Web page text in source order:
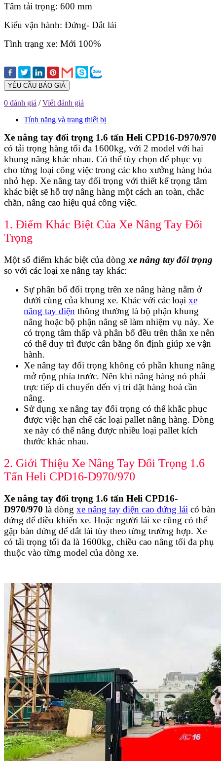
Tâm tải trọng: 600 mm
Kiểu vận hành: Đứng- Dắt lái
Tình trạng xe: Mới 100%
YÊU CẦU BÁO GIÁ
0 đánh giá /Viết đánh giá
Tính năng và trang thiết bị
Xe nâng tay đối trọng 1.6 tấn Heli CPD16-D970/970
có tải trọng hàng tối đa 1600kg, với 2 model với hai
khung nâng khác nhau. Có thể tùy chọn để phục vụ
cho từng loại công việc trong các kho xưởng hàng hóa
nhỏ hẹp. Xe nâng tay đối trọng với thiết kế trọng tâm
khác biệt sẽ hỗ trợ nâng hàng một cách an toàn, chắc
chắn, nâng cao hiệu quả công việc.
1. Điểm Khác Biệt Của Xe Nâng Tay Đối
Trọng
Một số điểm khác biệt của dòng xe nâng tay đối trọng
so với các loại xe nâng tay khác:
Sự phân bố đối trọng trên xe nâng hàng nằm ở
dưới cùng của khung xe. Khác với các loại xe
nâng tay điện thông thường là bộ phận khung
nâng hoặc bộ phận nâng sẽ làm nhiệm vụ này. Xe
có trọng tâm thấp và phân bổ đều trên thân xe nên
có thể duy trì được cân bằng ổn định giúp xe vận
hành.
Xe nâng tay đối trọng không có phần khung nâng
mở rộng phía trước. Nên khi nâng hàng nó phải
trực tiếp di chuyển đến vị trí đặt hàng hoá cần
nâng.
Sử dụng xe nâng tay đối trọng có thể khắc phục
được việc hạn chế các loại pallet nâng hàng. Dòng
xe này có thể nâng được nhiều loại pallet kích
thước khác nhau.
2. Giới Thiệu Xe Nâng Tay Đối Trọng 1.6
Tấn Heli CPD16-D970/970
Xe nâng tay đối trọng 1.6 tấn Heli CPD16-
D970/970 là dòng xe nâng tay điện cao đứng lái có bàn
đứng để điều khiển xe. Hoặc người lái xe cũng có thể
gập bàn đứng để dắt lái tùy theo từng trường hợp. Xe
có tải trọng tối đa là 1600kg, chiều cao nâng tối đa phụ
thuộc vào từng model của dòng xe.